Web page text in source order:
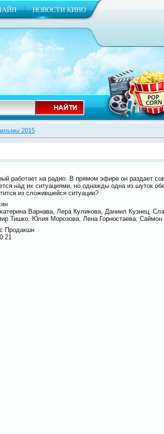
| НОВОСТИ КИНО
2015
работает на радио. В прямом эфире он раздает
над их ситуациями, но однажды одна из шуток
из сложившейся ситуации?
Варнава, Лера Куликова, Даниил Кузнец,
Тишко, Юлия Морозова, Лена Горностаева, Саймон
Продакшн